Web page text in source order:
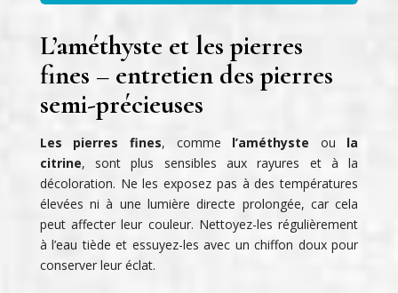
L’améthyste et les pierres
fines – entretien des pierres
semi-précieuses
Les pierres fines, comme l’améthyste ou la
citrine, sont plus sensibles aux rayures et à la
décoloration. Ne les exposez pas à des températures
élevées ni à une lumière directe prolongée, car cela
peut affecter leur couleur. Nettoyez-les régulièrement
à l’eau tiède et essuyez-les avec un chiffon doux pour
conserver leur éclat.